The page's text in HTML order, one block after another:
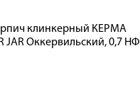
клинкерный КЕРМА
JAR Оккервильский, 0,7 НФ